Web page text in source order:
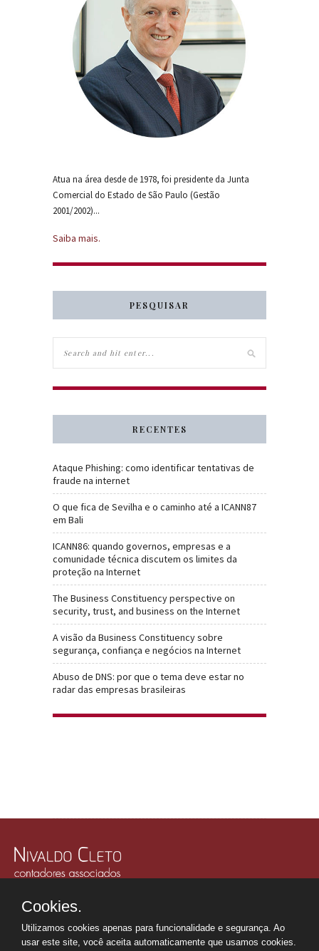
Atua na área desde de 1978, foi presidente da Junta
Comercial do Estado de São Paulo (Gestão
2001/2002)...
Saiba mais.
PESQUISAR
RECENTES
Ataque Phishing: como identificar tentativas de
fraude na internet
O que fica de Sevilha e o caminho até a ICANN87
em Bali
ICANN86: quando governos, empresas e a
comunidade técnica discutem os limites da
proteção na Internet
The Business Constituency perspective on
security, trust, and business on the Internet
A visão da Business Constituency sobre
segurança, confiança e negócios na Internet
Abuso de DNS: por que o tema deve estar no
radar das empresas brasileiras
Edifício Memorial Office Building - São Paulo - SP
Tel.: +55 112507-6249
Whatsapp: +55 1198669-0107
Cookies.
Utilizamos cookies apenas para funcionalidade e segurança. Ao
usar este site, você aceita automaticamente que usamos cookies.